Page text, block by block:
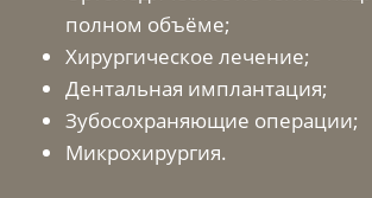
полном объёме;
Хирургическое лечение;
Дентальная имплантация;
Зубосохраняющие операции;
Микрохирургия.